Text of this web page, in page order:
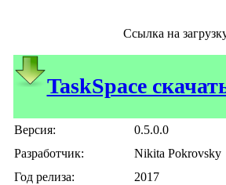
Ссылка на
TaskSpace
Версия:
0.5.0.0
Разработчик:
Nikita Pokrovsky
Год релиза:
2017